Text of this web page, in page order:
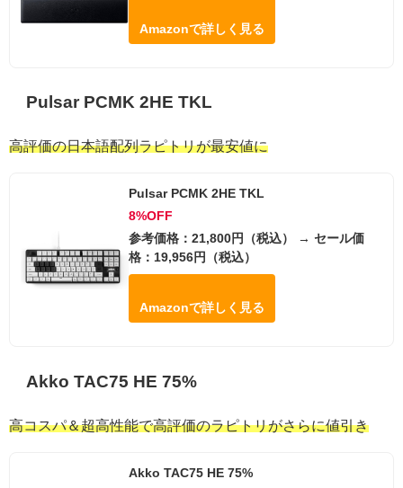
Amazonで詳しく見る
Pulsar PCMK 2HE TKL
高評価の日本語配列ラピトリが最安値に
Pulsar PCMK 2HE TKL
8%OFF
参考価格：21,800円（税込） → セール価
格：19,956円（税込）
Amazonで詳しく見る
Akko TAC75 HE 75%
高コスパ＆超高性能で高評価のラピトリがさらに値引き
Akko TAC75 HE 75%